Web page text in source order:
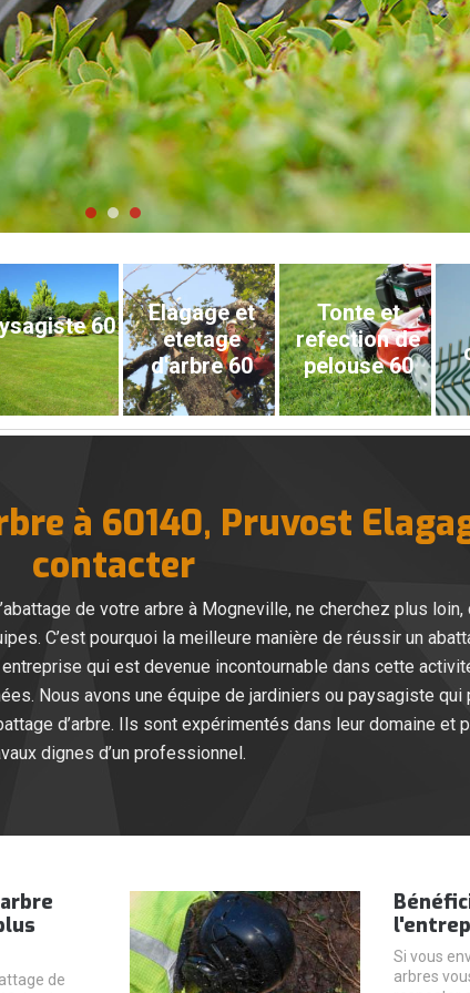
60
Elagage et
etetage
d'arbre 60
Tonte et
refection de
pelouse 60
à 60140, Pruvost
contacter
de votre arbre à Mogneville, ne cherchez plus loin,
C’est pourquoi la meilleure manière de réussir un
qui est devenue incontournable dans cette
Nous avons une équipe de jardiniers ou paysagiste qui
d’arbre. Ils sont expérimentés dans leur domaine et
dignes d’un professionnel.
de
Si vous
arbres